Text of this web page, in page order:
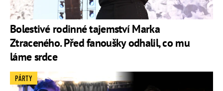
Bolestivé rodinné tajemství Marka
Ztraceného. Před fanoušky odhalil, co mu
láme srdce
PÁRTY